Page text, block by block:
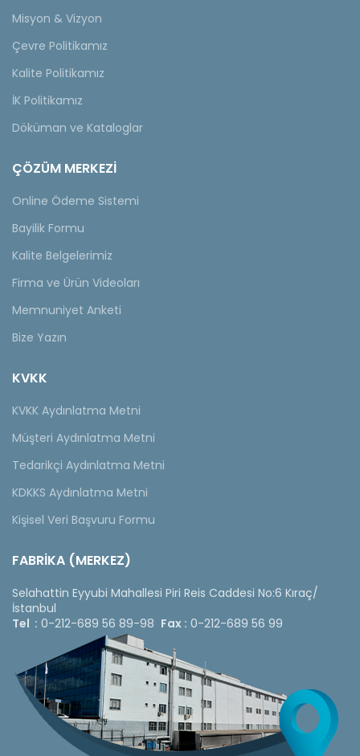
Misyon & Vizyon
Çevre Politikamız
Kalite Politikamız
İK Politikamız
Döküman ve Kataloglar
ÇÖZÜM MERKEZİ
Online Ödeme Sistemi
Bayilik Formu
Kalite Belgelerimiz
Firma ve Ürün Videoları
Memnuniyet Anketi
Bize Yazın
KVKK
KVKK Aydınlatma Metni
Müşteri Aydınlatma Metni
Tedarikçi Aydınlatma Metni
KDKKS Aydınlatma Metni
Kişisel Veri Başvuru Formu
FABRİKA (MERKEZ)
Selahattin Eyyubi Mahallesi Piri Reis Caddesi No:6 Kıraç/
İstanbul
Tel : 0-212-689 56 89-98 Fax : 0-212-689 56 99